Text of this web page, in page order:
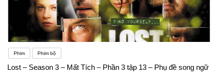
Phim Phim bộ
Lost – Season 3 – Mất Tích – Phần 3 tập 13 – Phụ đề song ngữ